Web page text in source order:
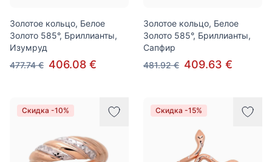
Золотое кольцо, Белое
Золото 585°, Бриллианты,
Изумруд
477.74 € 406.08 €
Золотое кольцо, Белое
Золото 585°, Бриллианты,
Сапфир
481.92 € 409.63 €
Скидка -10% Скидка -15%